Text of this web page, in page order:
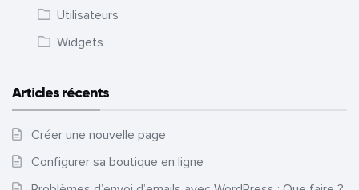
Utilisateurs
Widgets
Articles récents
Créer une nouvelle page
Configurer sa boutique en ligne